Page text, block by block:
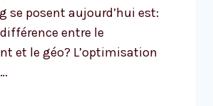
se posent aujourd’hui est:
entre le
et le géo? L’optimisation